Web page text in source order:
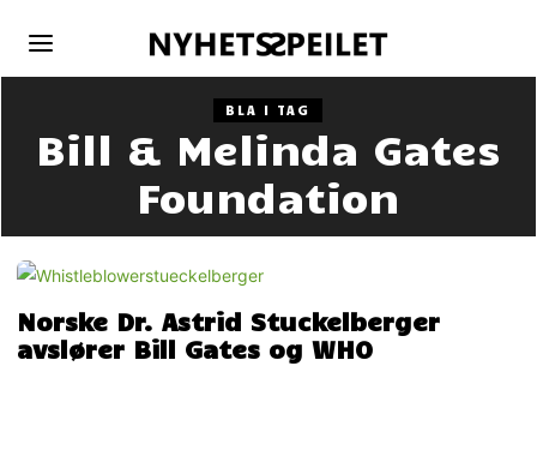
BLA I TAG
Bill & Melinda Gates
Foundation
Norske Dr. Astrid Stuckelberger
avslører Bill Gates og WHO